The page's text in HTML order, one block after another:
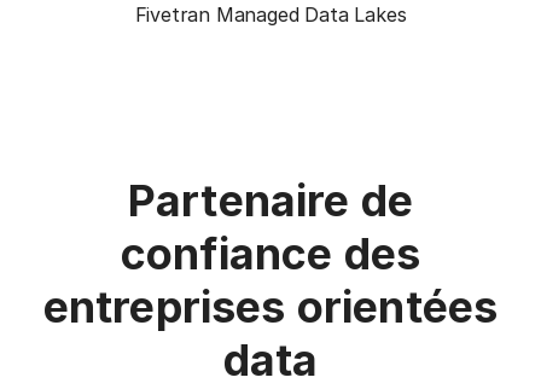
Fivetran Managed Data Lakes
Partenaire de
confiance des
entreprises orientées
data